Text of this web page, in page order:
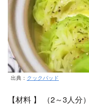
出典： クックパッド
【材料 】 （2～3人分）